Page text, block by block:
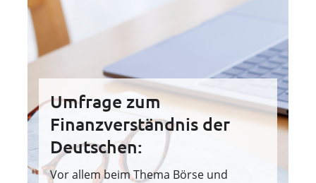
Umfrage zum
Finanzverständnis der
Deutschen:
Vor allem beim Thema Börse und